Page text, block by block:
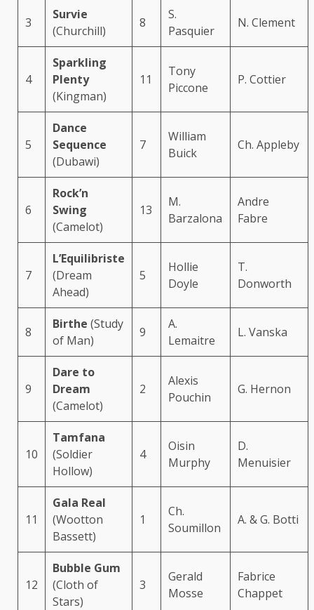
3
Survie
(Churchill)
8
S.
Pasquier
N. Clement
4
Sparkling
Plenty
(Kingman)
11
Tony
Piccone
P. Cottier
5
Dance
Sequence
(Dubawi)
7
William
Buick
Ch. Appleby
6
Rock’n
Swing
(Camelot)
13
M.
Barzalona
Andre
Fabre
7
L’Equilibriste
(Dream
Ahead)
5
Hollie
Doyle
T.
Donworth
8
Birthe (Study
of Man)
9
A.
Lemaitre
L. Vanska
9
Dare to
Dream
(Camelot)
2
Alexis
Pouchin
G. Hernon
10
Tamfana
(Soldier
Hollow)
4
Oisin
Murphy
D.
Menuisier
11
Gala Real
(Wootton
Bassett)
1
Ch.
Soumillon
A. & G. Botti
12
Bubble Gum
(Cloth of
Stars)
3
Gerald
Mosse
Fabrice
Chappet